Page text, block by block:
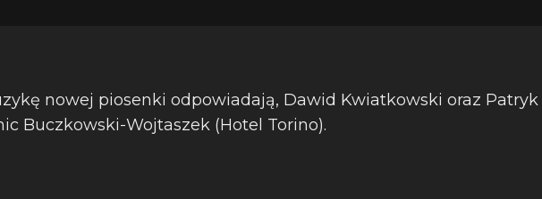
nowej piosenki odpowiadają, Dawid Kwiatkowski oraz
Buczkowski-Wojtaszek (Hotel Torino).